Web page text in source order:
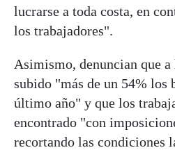
lucrarse a toda costa, en
los trabajadores".
Asimismo, denuncian que a
subido "más de un 54% los
último año" y que los
encontrado "con
recortando las condiciones